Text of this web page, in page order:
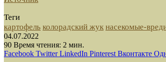
Теги
картофель колорадский жук насекомые-
04.07.2022
90 Время чтения: 2 мин.
Facebook Twitter LinkedIn Pinterest Вконтакте